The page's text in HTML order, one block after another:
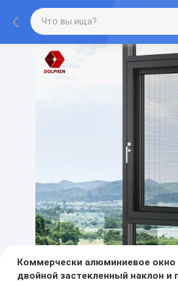
Коммерчески алюминиевое окно
двойной застекленный наклон и